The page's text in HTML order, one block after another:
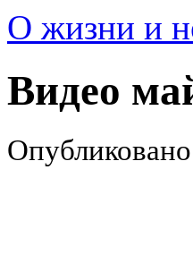
О жизни и
Видео